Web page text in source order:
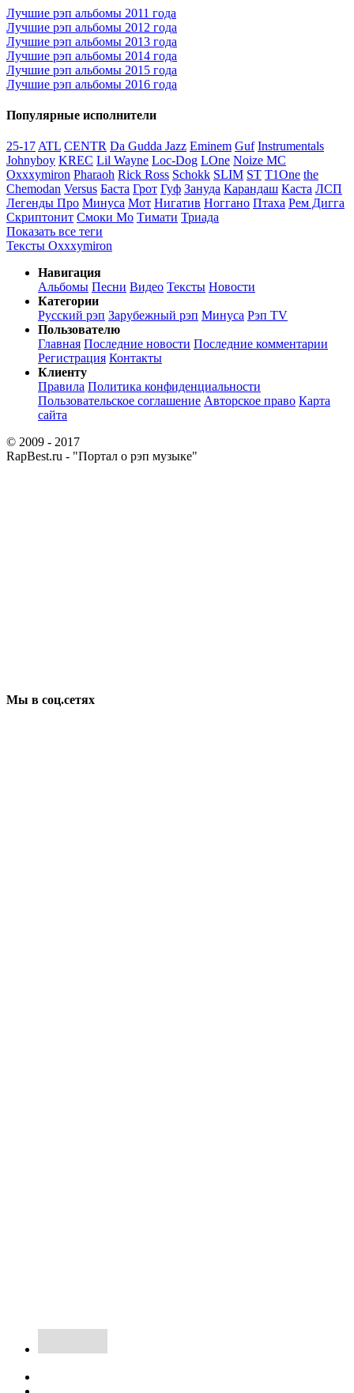
Лучшие рэп альбомы 2011 года
Лучшие рэп альбомы 2012 года
Лучшие рэп альбомы 2013 года
Лучшие рэп альбомы 2014 года
Лучшие рэп альбомы 2015 года
Лучшие рэп альбомы 2016 года
Популярные исполнители
25-17 ATL CENTR Da Gudda Jazz Eminem Guf Instrumentals
Johnyboy KREC Lil Wayne Loc-Dog LOne Noize MC
Oxxxymiron Pharaoh Rick Ross Schokk SLIM ST T1One the
Chemodan Versus Баста Грот Гуф Зануда Карандаш Каста ЛСП
Легенды Про Минуса Мот Нигатив Ноггано Птаха Рем Дигга
Скриптонит Смоки Мо Тимати Триада
Показать все теги
Тексты Oxxxymiron
Навигация
Альбомы Песни Видео Тексты Новости
Категории
Русский рэп Зарубежный рэп Минуса Рэп TV
Пользователю
Главная Последние новости Последние комментарии
Регистрация Контакты
Клиенту
Правила Политика конфиденциальности
Пользовательское соглашение Авторское право Карта
сайта
© 2009 - 2017
RapBest.ru - "Портал о рэп музыке"
Мы в соц.сетях